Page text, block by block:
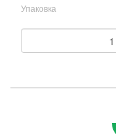
Упаковка